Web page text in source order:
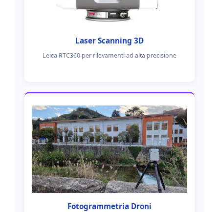
Laser Scanning 3D
Leica RTC360 per rilevamenti ad alta precisione
Fotogrammetria Droni